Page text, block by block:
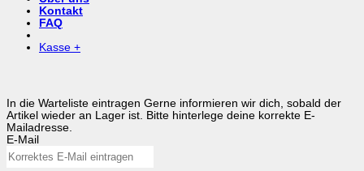
Kontakt
FAQ
Kasse +
In die Warteliste eintragen Gerne informieren wir dich, sobald der
Artikel wieder an Lager ist. Bitte hinterlege deine korrekte E-
Mailadresse.
E-Mail